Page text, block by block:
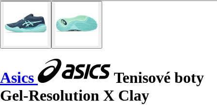
Asics
Tenisové boty
Gel-Resolution X Clay